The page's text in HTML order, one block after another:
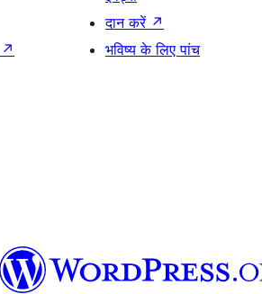
↗
दान करें ↗
भविष्य के लिए पांच